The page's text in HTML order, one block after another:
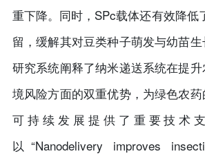
重下降。同时，SPc载体还有效降低
留，缓解其对豆类种子萌发与幼苗
研究系统阐释了纳米递送系统在提
境风险方面的双重优势，为绿色农
可持续发展提供了重要技术
以“Nanodelivery improves